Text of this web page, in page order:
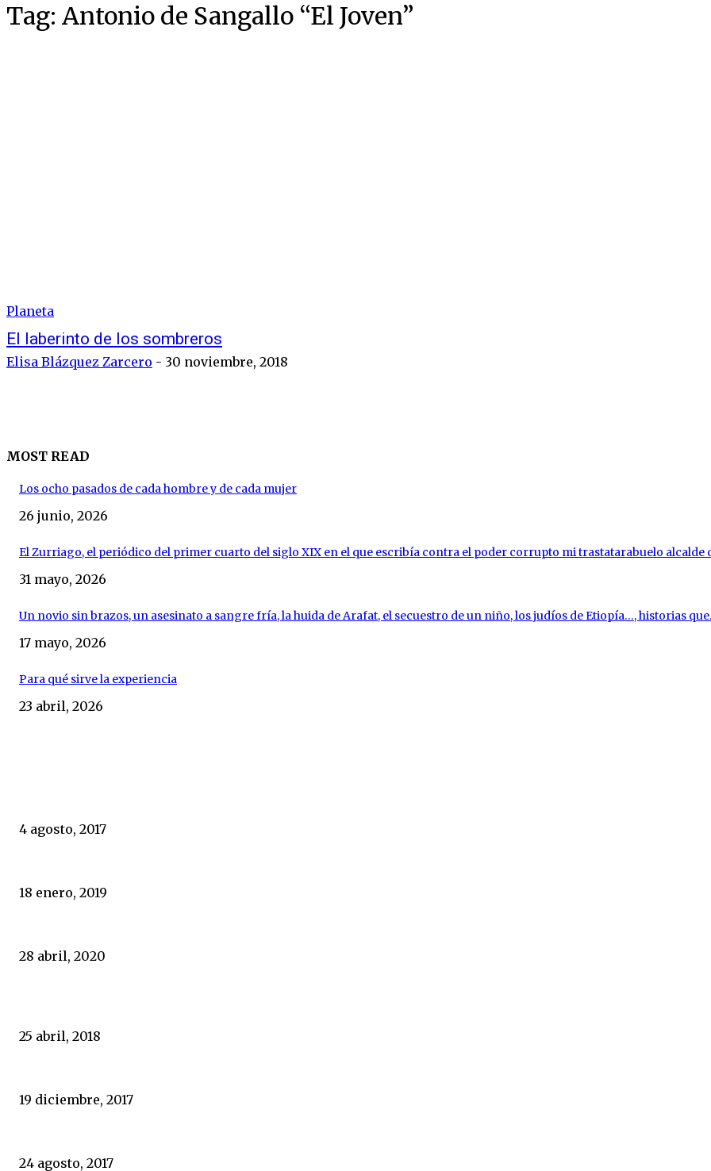
Tag: Antonio de Sangallo “El Joven”
Planeta
El laberinto de los sombreros
Elisa Blázquez Zarcero - 30 noviembre, 2018
MOST READ
Los ocho pasados de cada hombre y de cada mujer
26 junio, 2026
El Zurriago, el periódico del primer cuarto del siglo XIX en el que escribía contra el poder corrupto mi trastatarabuelo alcalde
31 mayo, 2026
Un novio sin brazos, un asesinato a sangre fría, la huida de Arafat, el secuestro de un niño, los judíos de Etiopía…, historias
17 mayo, 2026
Para qué sirve la experiencia
23 abril, 2026
4 agosto, 2017
18 enero, 2019
28 abril, 2020
25 abril, 2018
19 diciembre, 2017
24 agosto, 2017